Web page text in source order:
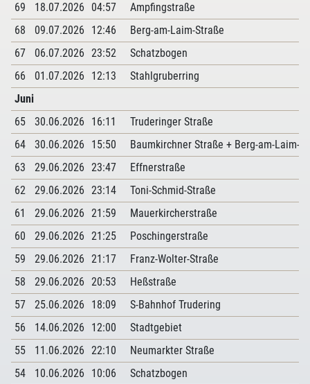
69
18.07.2026 04:57
Ampfingstraße
68
09.07.2026 12:46
Berg-am-Laim-Straße
67
06.07.2026 23:52
Schatzbogen
66
01.07.2026 12:13
Stahlgruberring
Juni
65
30.06.2026 16:11
Truderinger Straße
64
30.06.2026 15:50
Baumkirchner Straße + Berg-am-Laim-
63
29.06.2026 23:47
Effnerstraße
62
29.06.2026 23:14
Toni-Schmid-Straße
61
29.06.2026 21:59
Mauerkircherstraße
60
29.06.2026 21:25
Poschingerstraße
59
29.06.2026 21:17
Franz-Wolter-Straße
58
29.06.2026 20:53
Heßstraße
57
25.06.2026 18:09
S-Bahnhof Trudering
56
14.06.2026 12:00
Stadtgebiet
55
11.06.2026 22:10
Neumarkter Straße
54
10.06.2026 10:06
Schatzbogen